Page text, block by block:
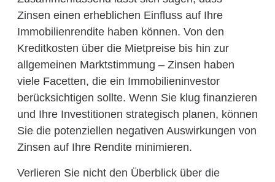
Zinsen einen erheblichen Einfluss auf Ihre
Immobilienrendite haben können. Von den
Kreditkosten über die Mietpreise bis hin zur
allgemeinen Marktstimmung – Zinsen haben
viele Facetten, die ein Immobilieninvestor
berücksichtigen sollte. Wenn Sie klug finanzieren
und Ihre Investitionen strategisch planen, können
Sie die potenziellen negativen Auswirkungen von
Zinsen auf Ihre Rendite minimieren.
Verlieren Sie nicht den Überblick über die